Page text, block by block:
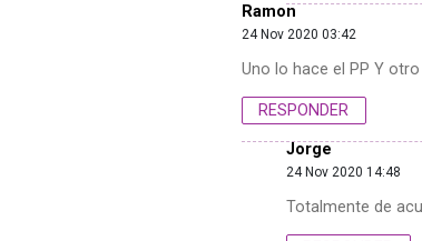
Ramon
24 Nov 2020 03:42
Uno lo hace el PP Y
RESPONDER
Jorge
24 Nov 2020 14:48
Totalmente de